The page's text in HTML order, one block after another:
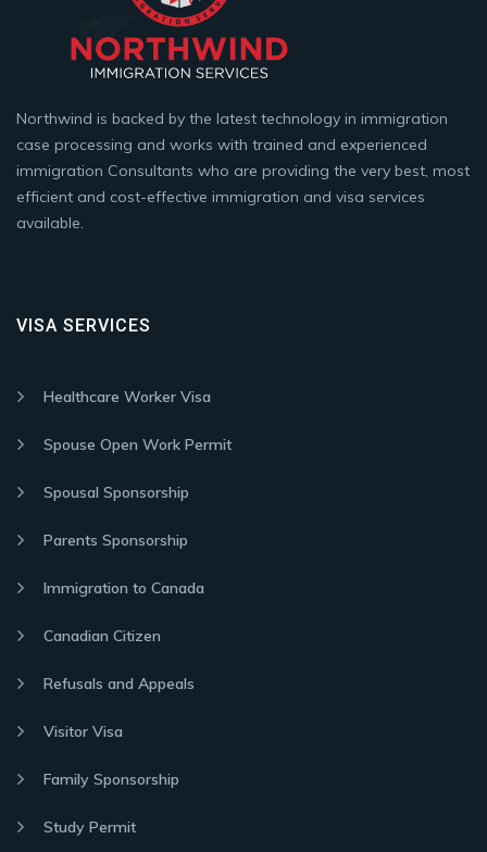
Northwind is backed by the latest technology in immigration
case processing and works with trained and experienced
immigration Consultants who are providing the very best, most
efficient and cost-effective immigration and visa services
available.
VISA SERVICES
Healthcare Worker Visa
Spouse Open Work Permit
Spousal Sponsorship
Parents Sponsorship
Immigration to Canada
Canadian Citizen
Refusals and Appeals
Visitor Visa
Family Sponsorship
Study Permit